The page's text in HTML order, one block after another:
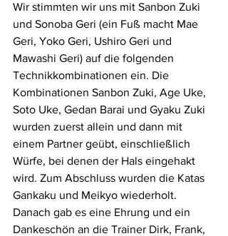
Wir stimmten wir uns mit Sanbon Zuki
und Sonoba Geri (ein Fuß macht Mae
Geri, Yoko Geri, Ushiro Geri und
Mawashi Geri) auf die folgenden
Technikkombinationen ein. Die
Kombinationen Sanbon Zuki, Age Uke,
Soto Uke, Gedan Barai und Gyaku Zuki
wurden zuerst allein und dann mit
einem Partner geübt, einschließlich
Würfe, bei denen der Hals eingehakt
wird. Zum Abschluss wurden die Katas
Gankaku und Meikyo wiederholt.
Danach gab es eine Ehrung und ein
Dankeschön an die Trainer Dirk, Frank,